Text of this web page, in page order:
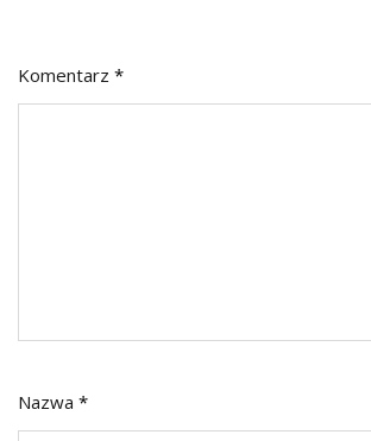
Komentarz *
Nazwa *